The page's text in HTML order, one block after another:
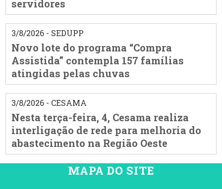
servidores
3/8/2026 - SEDUPP
Novo lote do programa “Compra
Assistida” contempla 157 famílias
atingidas pelas chuvas
3/8/2026 - CESAMA
Nesta terça-feira, 4, Cesama realiza
interligação de rede para melhoria do
abastecimento na Região Oeste
MAPA DO SITE